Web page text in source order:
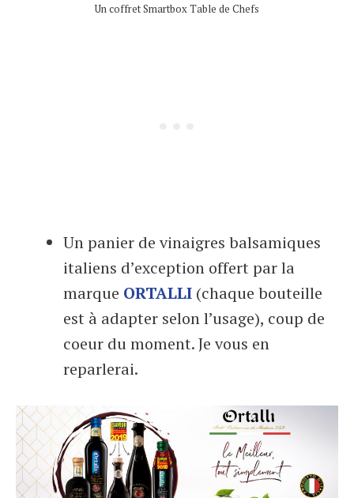
Un coffret Smartbox Table de Chefs
Un panier de vinaigres balsamiques
italiens d’exception offert par la
marque ORTALLI (chaque bouteille
est à adapter selon l’usage), coup de
coeur du moment. Je vous en
reparlerai.